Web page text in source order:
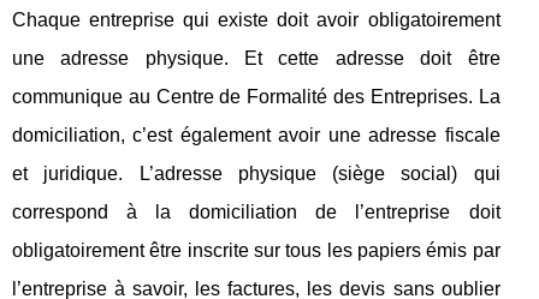
Chaque entreprise qui existe doit avoir obligatoirement
une adresse physique. Et cette adresse doit être
communique au Centre de Formalité des Entreprises. La
domiciliation, c’est également avoir une adresse fiscale
et juridique. L’adresse physique (siège social) qui
correspond à la domiciliation de l’entreprise doit
obligatoirement être inscrite sur tous les papiers émis par
l’entreprise à savoir, les factures, les devis sans oublier